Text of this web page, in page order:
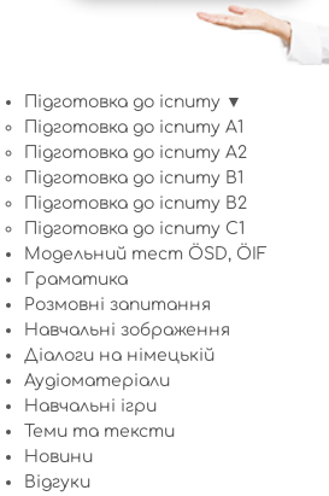
Підготовка до іспиту ▼
Підготовка до іспиту A1
Підготовка до іспиту A2
Підготовка до іспиту B1
Підготовка до іспиту B2
Підготовка до іспиту C1
Модельний тест ÖSD, ÖIF
Граматика
Розмовні запитання
Навчальні зображення
Діалоги на німецькій
Аудіоматеріали
Навчальні ігри
Теми та тексти
Новини
Відгуки